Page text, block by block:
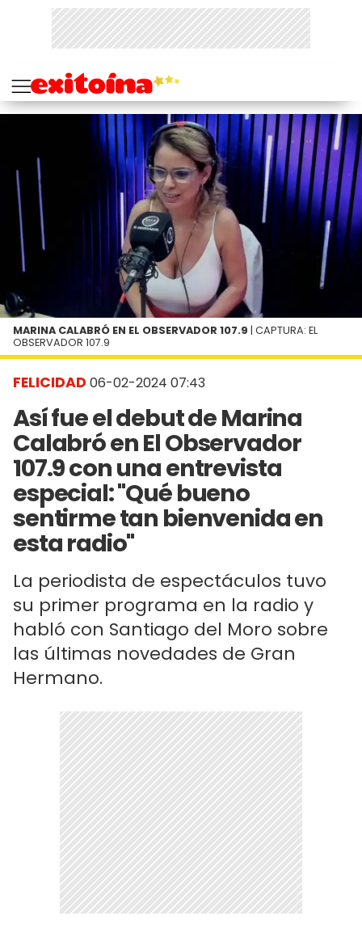
FELICIDAD 06-02-2024 07:43
Así fue el debut de Marina
Calabró en El Observador
107.9 con una entrevista
especial: "Qué bueno
sentirme tan bienvenida en
esta radio"
La periodista de espectáculos tuvo
su primer programa en la radio y
habló con Santiago del Moro sobre
las últimas novedades de Gran
Hermano.
MARINA CALABRÓ EN EL OBSERVADOR 107.9 | CAPTURA: EL
OBSERVADOR 107.9